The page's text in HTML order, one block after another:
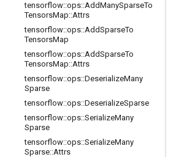
tensorflow::ops::AddManySparseTo
TensorsMap::Attrs
tensorflow::ops::AddSparseTo
TensorsMap
tensorflow::ops::AddSparseTo
TensorsMap::Attrs
tensorflow::ops::DeserializeMany
Sparse
tensorflow::ops::DeserializeSparse
tensorflow::ops::SerializeMany
Sparse
tensorflow::ops::SerializeMany
Sparse::Attrs